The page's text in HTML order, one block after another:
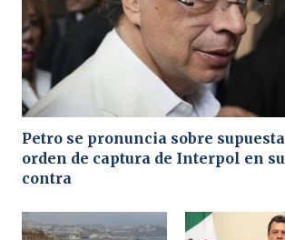
Petro se pronuncia sobre supuesta
orden de captura de Interpol en su
contra